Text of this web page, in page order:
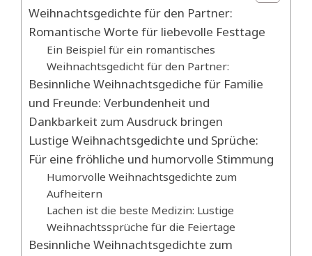
Weihnachtsgedichte für den Partner:
Romantische Worte für liebevolle Festtage
Ein Beispiel für ein romantisches
Weihnachtsgedicht für den Partner:
Besinnliche Weihnachtsgediche für Familie
und Freunde: Verbundenheit und
Dankbarkeit zum Ausdruck bringen
Lustige Weihnachtsgedichte und Sprüche:
Für eine fröhliche und humorvolle Stimmung
Humorvolle Weihnachtsgedichte zum
Aufheitern
Lachen ist die beste Medizin: Lustige
Weihnachtssprüche für die Feiertage
Besinnliche Weihnachtsgedichte zum